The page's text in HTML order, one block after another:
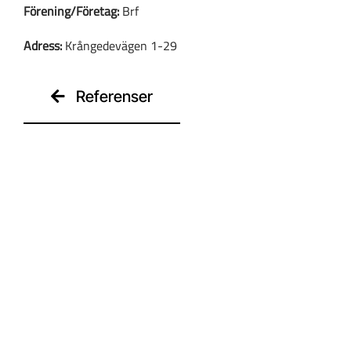
Förening/Företag:Brf
Adress:Krångedevägen 1-29
Referenser